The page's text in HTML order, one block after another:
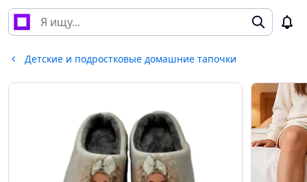
Детские и подростковые домашние тапочки